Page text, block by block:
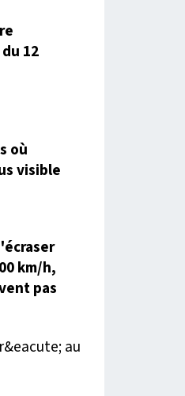
12
où
visible
km/h,
pas